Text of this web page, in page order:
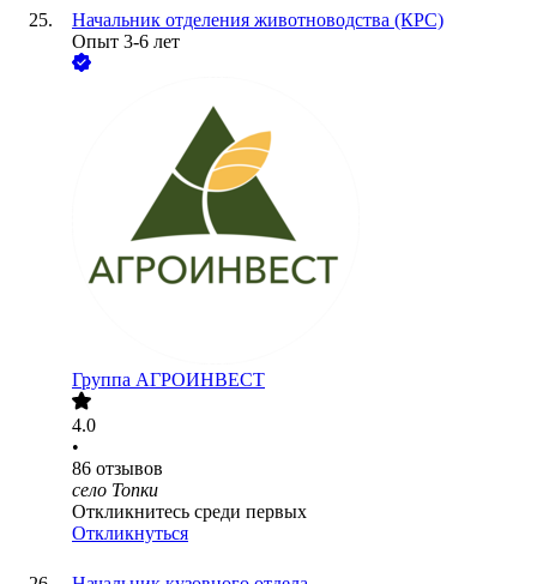
Начальник отделения животноводства (КРС)
Опыт 3-6 лет
Группа АГРОИНВЕСТ
4.0
•
86 отзывов
село Топки
Откликнитесь среди первых
Откликнуться